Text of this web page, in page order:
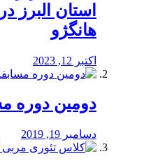
استان البرز
هانگژو
اکتبر 12, 2023
دومین دوره
دسامبر 19, 2019